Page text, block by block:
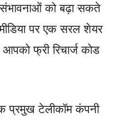
को बढ़ा सकते
पर एक सरल शेयर
फ्री रिचार्ज कोड
प्रमुख टेलीकॉम कंपनी